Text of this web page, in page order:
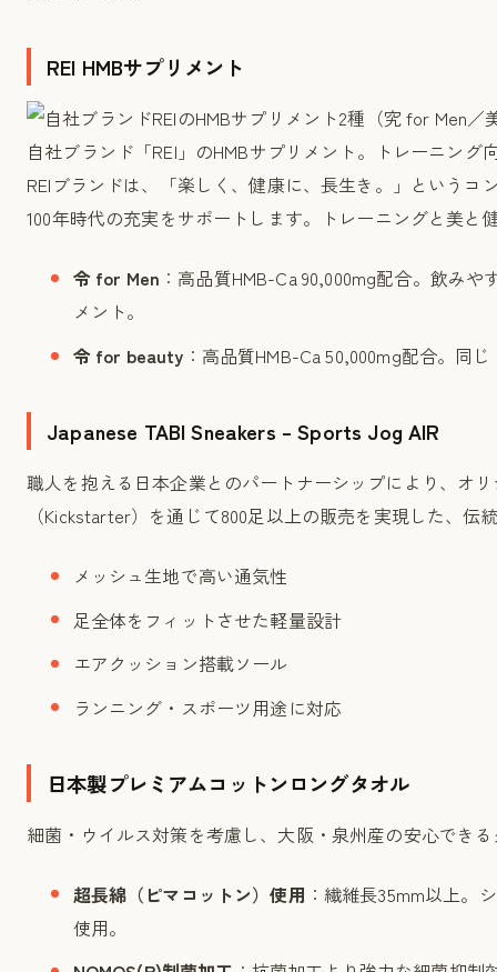
REI HMBサプリメント
自社ブランド「REI」のHMBサプリメント。トレーニン
REIブランドは、「楽しく、健康に、長生き。」という
100年時代の充実をサポートします。トレーニングと美
令 for Men ：高品質HMB-Ca 90,000mg配合。飲み
メント。
令 for beauty ：高品質HMB-Ca 50,000mg配合。同
Japanese TABI Sneakers – Sports Jog AIR
職人を抱える日本企業とのパートナーシップにより、オ
（Kickstarter）を通じて800足以上の販売を実現した、伝
メッシュ生地で高い通気性
足全体をフィットさせた軽量設計
エアクッション搭載ソール
ランニング・スポーツ用途に対応
日本製プレミアムコットンロングタオル
細菌・ウイルス対策を考慮し、大阪・泉州産の安心でき
超長綿（ピマコットン）使用 ：繊維長35mm以上。
使用。